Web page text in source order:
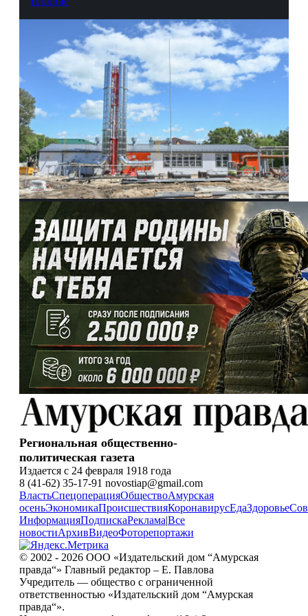
Региональная общественно-
политическая газета
Издается с 24 февраля 1918 года
8 (41-62) 35-17-91 novostiap@gmail.com
ВластьСпецоперацияОбществоАмурская
осеньЭкономикаПроисшествияКоронавирусЕдаЗдоровье
ИнформацияПодпискаРеклама|Все
новостиАрхивВидеоФоторепортажи
© 2002 - 2026 ООО «Издательский дом “Амурская
правда“» Главный редактор – Е. Павлова
Учредитель — общество с ограниченной
ответственностью «Издательский дом “Амурская
правда“».